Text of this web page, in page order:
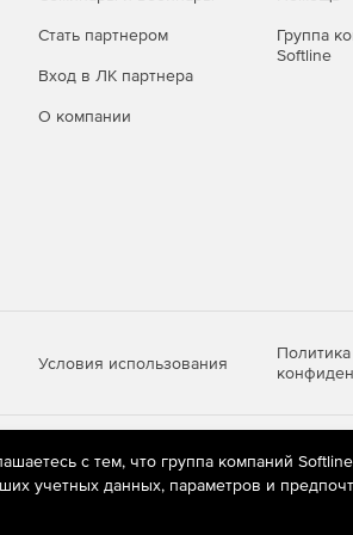
и рекламного ПО,
монитор
к файлам на любых
SpIDer Mail®)
правилам связи
Стать партнером
Вход в ЛК партнера
О компании
Группа
Softline
Условия использования
Политика
технологии(информационные технологии
сети «Интернет», находящихся на
с тем, что группа компаний
учетных данных, параметров и